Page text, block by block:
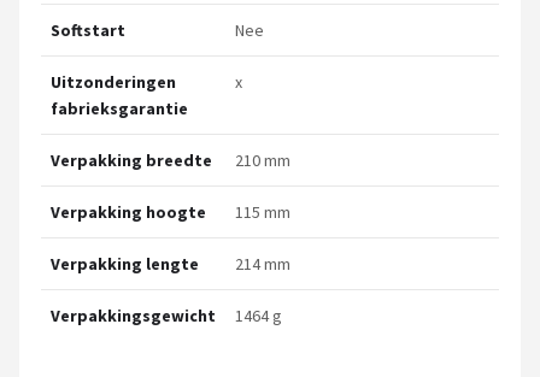
Softstart Nee
Uitzonderingen
fabrieksgarantie
x
Verpakking breedte 210 mm
Verpakking hoogte 115 mm
Verpakking lengte 214 mm
Verpakkingsgewicht 1464 g